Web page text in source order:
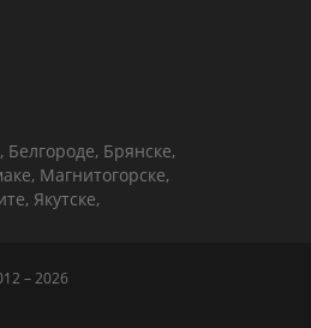
Брянске,
Магнитогорске,
Якутске,
– 2026